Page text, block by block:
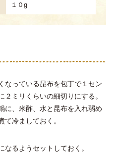
１０g
なっている昆布を包丁で１セン
２ミリくらいの細切りにする。
に、米酢、水と昆布を入れ弱め
て冷ましておく。
なるようセットしておく。